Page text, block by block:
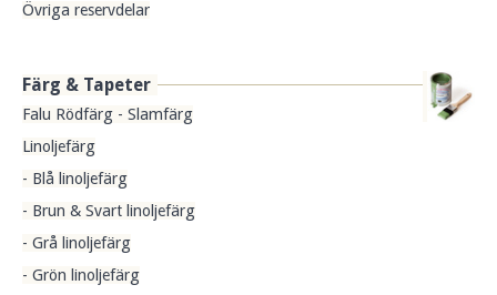
Övriga reservdelar
Färg & Tapeter
Falu Rödfärg - Slamfärg
Linoljefärg
- Blå linoljefärg
- Brun & Svart linoljefärg
- Grå linoljefärg
- Grön linoljefärg